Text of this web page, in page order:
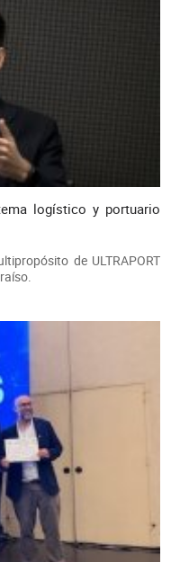
logístico y portuario
de ULTRAPORT